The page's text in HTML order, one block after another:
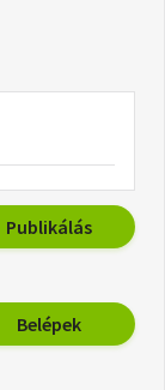
Publikálás
Belépek